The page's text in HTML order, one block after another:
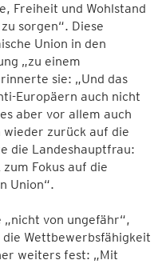
Freiheit und Wohlstand
sorgen“. Diese
Union in den
„zu einem
sie: „Und das
Europäern auch nicht
aber vor allem auch
wieder zurück auf die
die Landeshauptfrau:
Fokus auf die
Union“.
„nicht von ungefähr“,
Wettbewerbsfähigkeit
weiters fest: „Mit